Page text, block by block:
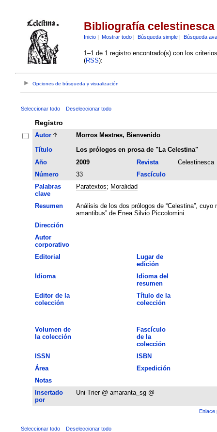
Bibliografía celestinesca
Inicio| Mostrar todo| Búsqueda simple| Búsqueda
1–1 de 1 registro encontrado(s) con los
(RSS):
Opciones de búsqueda y visualización
Seleccionar todo Deseleccionar todo
Registro
Autor
Morros Mestres, Bienvenido
Título
Los prólogos en prosa de "La Celestina"
Año
2009 Revista
Celestinesca
Número
33
Fascículo
Palabras
clave
Paratextos; Moralidad
Resumen
Análisis de los dos prólogos de “Celestina”,
amantibus” de Enea Silvio Piccolomini.
Dirección
Autor
corporativo
Editorial
Lugar de
edición
Idioma
Idioma del
resumen
Editor de la
colección
Título de la
colección
Volumen de
la colección
Fascículo
de la
colección
ISSN
ISBN
Área
Expedición
Notas
Insertado
por
Uni-Trier @ amaranta_sg @
Enlace
Seleccionar todo Deseleccionar todo